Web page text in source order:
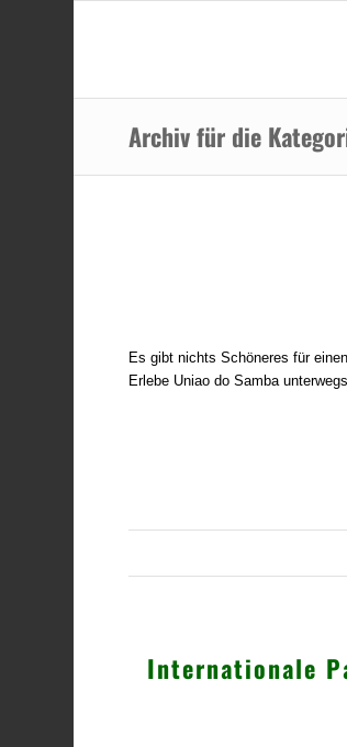
Archiv für die
Es gibt nichts Schöneres für
Erlebe Uniao do Samba
Internationale